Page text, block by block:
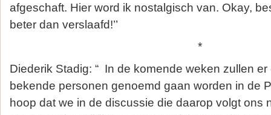
afgeschaft. Hier word ik nostalgisch van. Okay,
beter dan verslaafd!’’
*
Diederik Stadig: “ In de komende weken zullen
bekende personen genoemd gaan worden in de
hoop dat we in de discussie die daarop volgt ons